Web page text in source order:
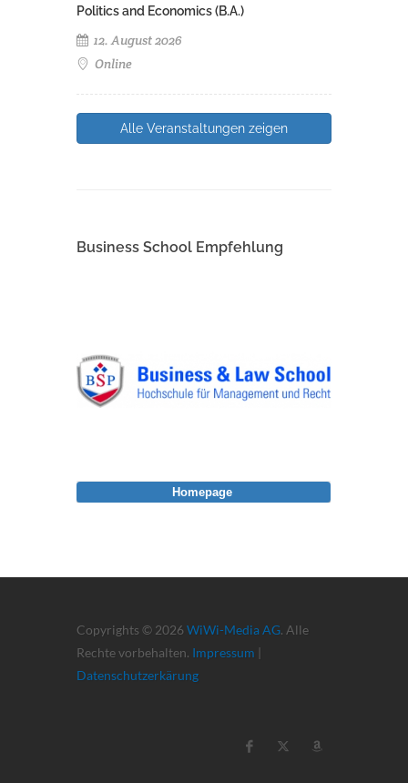
Politics and Economics (B.A.)
12. August 2026
Online
Alle Veranstaltungen zeigen
Business School Empfehlung
Copyrights © 2026 WiWi-Media AG. Alle
Rechte vorbehalten. Impressum |
Datenschutzerkärung
Homepage